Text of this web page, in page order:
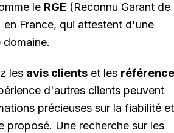
le RGE (Reconnu Garant de
en France, qui attestent d'une
domaine.
les avis clients et les
d'autres clients peuvent
précieuses sur la fiabilité
proposé. Une recherche sur les